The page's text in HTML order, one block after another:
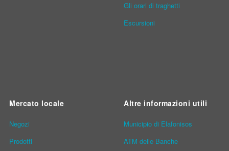
Gli orari di traghetti
Escursioni
Mercato locale
Νegozi
Prodotti
Altre informazioni utili
Municipio di Elafonisos
ATM delle Banche